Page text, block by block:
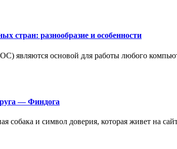
стран: разнообразие и особенности
являются основой для работы любого
— Финдога
собака и символ доверия, которая живет на